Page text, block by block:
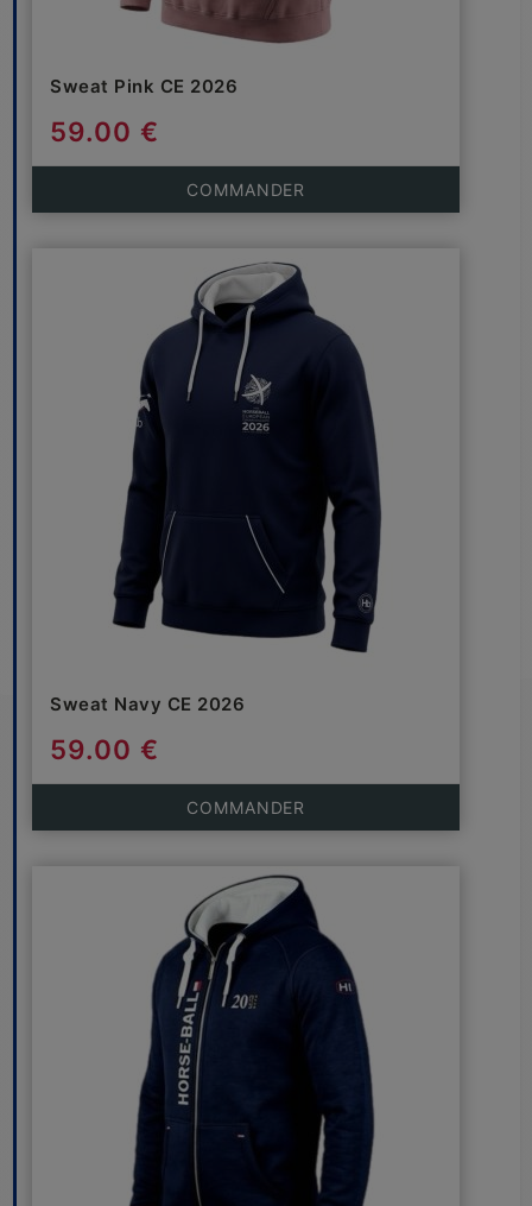
Sweat Pink CE 2026
59.00 €
COMMANDER
Sweat Navy CE 2026
59.00 €
COMMANDER